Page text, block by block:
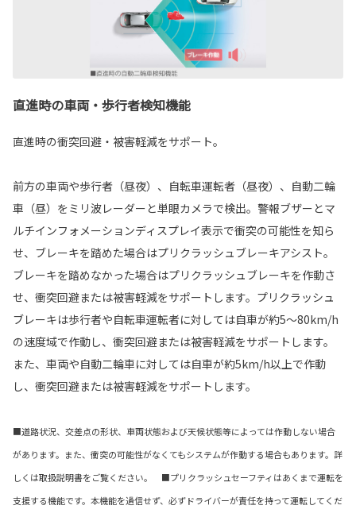
直進時の車両・歩行者検知機能
直進時の衝突回避・被害軽減をサポート。
前方の車両や歩行者（昼夜）、自転車運転者（昼夜）、自動二輪
車（昼）をミリ波レーダーと単眼カメラで検出。警報ブザーとマ
ルチインフォメーションディスプレイ表示で衝突の可能性を知ら
せ、ブレーキを踏めた場合はプリクラッシュブレーキアシスト。
ブレーキを踏めなかった場合はプリクラッシュブレーキを作動さ
せ、衝突回避または被害軽減をサポートします。プリクラッシュ
ブレーキは歩行者や自転車運転者に対しては自車が約5〜80km/h
の速度域で作動し、衝突回避または被害軽減をサポートします。
また、車両や自動二輪車に対しては自車が約5km/h以上で作動
し、衝突回避または被害軽減をサポートします。
■道路状況、交差点の形状、車両状態および天候状態等によっては作動しない場合
があります。また、衝突の可能性がなくてもシステムが作動する場合もあります。詳
しくは取扱説明書をご覧ください。 ■プリクラッシュセーフティはあくまで運転を
支援する機能です。本機能を過信せず、必ずドライバーが責任を持って運転してくだ